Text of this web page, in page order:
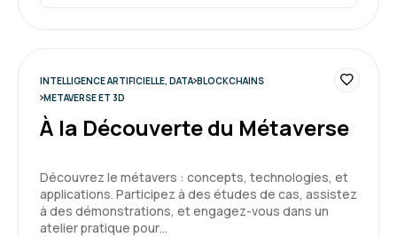
Formation : IA générative, état de l'art
INTELLIGENCE ARTIFICIELLE, DATA BLOCKCHAINS
METAVERSE ET 3D
À la Découverte du Métaverse
Découvrez le métavers : concepts, technologies, et
applications. Participez à des études de cas, assistez
à des démonstrations, et engagez-vous dans un
atelier pratique pour…